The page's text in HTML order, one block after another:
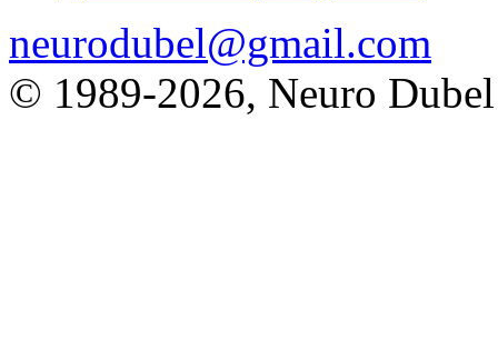
neurodubel@gmail.com
© 1989-2026, Neuro Dubel